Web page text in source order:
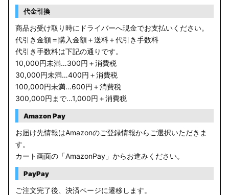
RP6/7 ステップワゴン
RP1/2 RP3/4 ステップワゴン/スパーダ
RK5/6 ステップワゴンスパーダ
RC1/2 オデッセイ
GB5〜8 フリード
GR フィット
GP5/6 GK3〜6 フィット
MK53S スペーシアカスタム
MA37S/MA27S ソリオ / ソリオ バンディット
代金引換
商品お受け取り時にドライバーへ現金でお支払いください。
代引き金額＝購入金額＋送料＋代引き手数料
代引き手数料は下記の通りです。
10,000円未満…300円＋消費税
30,000円未満…400円＋消費税
100,000円未満…600円＋消費税
300,000円まで…1,000円＋消費税
Amazon Pay
お届け先情報はAmazonのご登録情報からご選択いただきま
す。
カート画面の「AmazonPay」からお進みください。
PayPay
ご注文完了後、決済ページに遷移します。